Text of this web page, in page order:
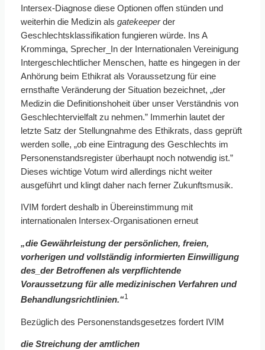
Intersex-Diagnose diese Optionen offen stünden und
weiterhin die Medizin als gatekeeperder
Geschlechtsklassifikation fungieren würde. Ins A
Kromminga, Sprecher_In der Internationalen Vereinigung
Intergeschlechtlicher Menschen, hatte es hingegen in der
Anhörung beim Ethikrat als Voraussetzung für eine
ernsthafte Veränderung der Situation bezeichnet, „der
Medizin die Definitionshoheit über unser Verständnis von
Geschlechtervielfalt zu nehmen.” Immerhin lautet der
letzte Satz der Stellungnahme des Ethikrats, dass geprüft
werden solle, „ob eine Eintragung des Geschlechts im
Personenstandsregister überhaupt noch notwendig ist.”
Dieses wichtige Votum wird allerdings nicht weiter
ausgeführt und klingt daher nach ferner Zukunftsmusik.
IVIM fordert deshalb in Übereinstimmung mit
internationalen Intersex-Organisationen erneut
„die Gewährleistung der persönlichen, freien,
vorherigen und vollständig informierten Einwilligung
des_der Betroffenen als verpflichtende
Voraussetzung für alle medizinischen Verfahren und
Behandlungsrichtlinien.“1
Bezüglich des Personenstandsgesetzes fordert IVIM
die Streichung der amtlichen